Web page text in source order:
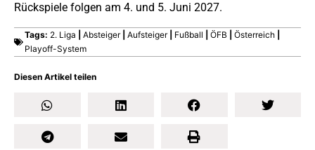
Diesen Artikel teilen
Rückspiele folgen am 4. und 5. Juni 2027.
Tags: 2. Liga Absteiger| Aufsteiger| Fußball ÖFB Österreich
Playoff-System